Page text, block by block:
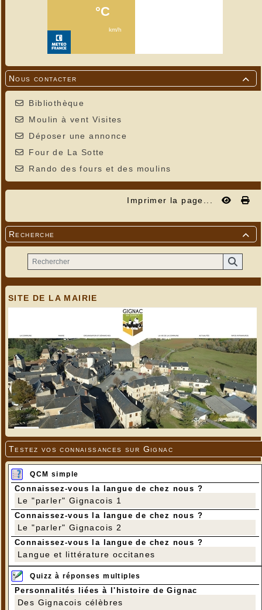

Nous contacter
Bibliothèque
Moulin à vent Visites
Déposer une annonce
Four de La Sotte
Rando des fours et des moulins
Imprimer la page...

Recherche
SITE DE LA MAIRIE
Testez vos connaissances sur Gignac
QCM simple
Connaissez-vous la langue de chez nous ?
Le "parler" Gignacois 1
Connaissez-vous la langue de chez nous ?
Le "parler" Gignacois 2
Connaissez-vous la langue de chez nous ?
Langue et littérature occitanes
Quizz à réponses multiples
Personnalités liées à l'histoire de Gignac
Des Gignacois célèbres